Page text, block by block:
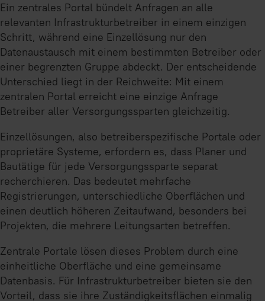
Ein zentrales Portal bündelt Anfragen an alle
relevanten Infrastrukturbetreiber in einem einzigen
Schritt, während eine Einzellösung nur den
Datenaustausch mit einem bestimmten Betreiber oder
einer begrenzten Gruppe abdeckt. Der entscheidende
Unterschied liegt in der Reichweite: Mit einem
zentralen Portal erreicht eine einzige Anfrage
Betreiber aller Versorgungssparten gleichzeitig.
Einzellösungen, also betreiberspezifische Portale oder
proprietäre Systeme, erfordern es, dass Planer und
Bautätige für jede Versorgungssparte separat
recherchieren. Das bedeutet mehrfache
Registrierungen, unterschiedliche Oberflächen und
einen deutlich höheren Zeitaufwand, besonders bei
Projekten, die mehrere Leitungsarten betreffen.
Zentrale Portale lösen dieses Problem durch eine
einheitliche Oberfläche und eine gemeinsame
Datenbasis. Für Infrastrukturbetreiber bieten sie den
Vorteil, dass sie ihre Zuständigkeitsflächen einmalig